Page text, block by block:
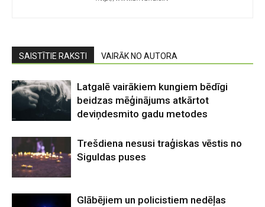
SAISTĪTIE RAKSTI VAIRĀK NO AUTORA
Latgalē vairākiem kungiem bēdīgi
beidzas mēģinājums atkārtot
deviņdesmito gadu metodes
Trešdiena nesusi traģiskas vēstis no
Siguldas puses
Glābējiem un policistiem nedēļas